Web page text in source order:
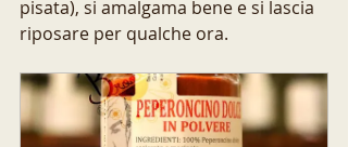
pisata), si amalgama bene e si lascia
riposare per qualche ora.